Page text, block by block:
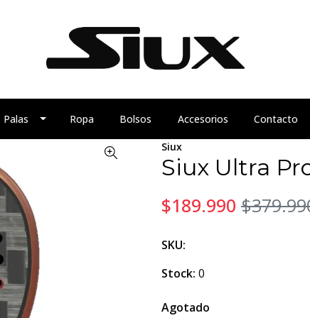
Palas Ropa Bolsos Accesorios Contacto
Siux
Siux Ultra
$189.990
SKU:
Stock: 0
Agotado